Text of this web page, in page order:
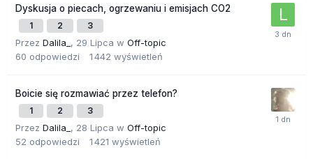
Dyskusja o piecach, ogrzewaniu i emisjach CO2
1 2 3
Przez Dalila_ , 29 Lipca w Off-topic
60 odpowiedzi 1 442 wyświetleń
Boicie się rozmawiać przez telefon?
1 2 3
Przez Dalila_ , 28 Lipca w Off-topic
52 odpowiedzi 1 421 wyświetleń